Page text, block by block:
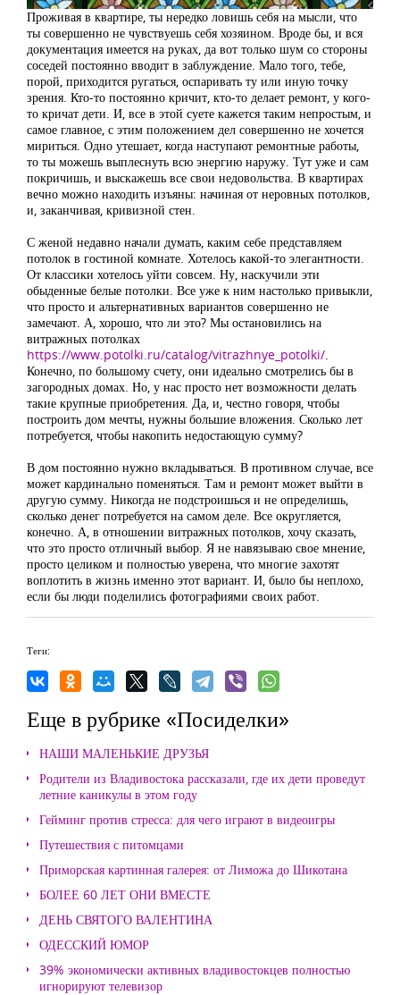
Проживая в квартире, ты нередко ловишь себя на мысли, что
ты совершенно не чувствуешь себя хозяином. Вроде бы, и вся
документация имеется на руках, да вот только шум со стороны
соседей постоянно вводит в заблуждение. Мало того, тебе,
порой, приходится ругаться, оспаривать ту или иную точку
зрения. Кто-то постоянно кричит, кто-то делает ремонт, у кого-
то кричат дети. И, все в этой суете кажется таким непростым, и
самое главное, с этим положением дел совершенно не хочется
мириться. Одно утешает, когда наступают ремонтные работы,
то ты можешь выплеснуть всю энергию наружу. Тут уже и сам
покричишь, и выскажешь все свои недовольства. В квартирах
вечно можно находить изъяны: начиная от неровных потолков,
и, заканчивая, кривизной стен.
С женой недавно начали думать, каким себе представляем
потолок в гостиной комнате. Хотелось какой-то элегантности.
От классики хотелось уйти совсем. Ну, наскучили эти
обыденные белые потолки. Все уже к ним настолько привыкли,
что просто и альтернативных вариантов совершенно не
замечают. А, хорошо, что ли это? Мы остановились на
витражных потолках
https://www.potolki.ru/catalog/vitrazhnye_potolki/.
Конечно, по большому счету, они идеально смотрелись бы в
загородных домах. Но, у нас просто нет возможности делать
такие крупные приобретения. Да, и, честно говоря, чтобы
построить дом мечты, нужны большие вложения. Сколько лет
потребуется, чтобы накопить недостающую сумму?
В дом постоянно нужно вкладываться. В противном случае, все
может кардинально поменяться. Там и ремонт может выйти в
другую сумму. Никогда не подстроишься и не определишь,
сколько денег потребуется на самом деле. Все округляется,
конечно. А, в отношении витражных потолков, хочу сказать,
что это просто отличный выбор. Я не навязываю свое мнение,
просто целиком и полностью уверена, что многие захотят
воплотить в жизнь именно этот вариант. И, было бы неплохо,
если бы люди поделились фотографиями своих работ.
Теги:
Еще в рубрике «Посиделки»
НАШИ МАЛЕНЬКИЕ ДРУЗЬЯ
Родители из Владивостока рассказали, где их дети проведут
летние каникулы в этом году
Гейминг против стресса: для чего играют в видеоигры
Путешествия с питомцами
Приморская картинная галерея: от Лиможа до Шикотана
БОЛЕЕ 60 ЛЕТ ОНИ ВМЕСТЕ
ДЕНЬ СВЯТОГО ВАЛЕНТИНА
ОДЕССКИЙ ЮМОР
39% экономически активных владивостокцев полностью
игнорируют телевизор